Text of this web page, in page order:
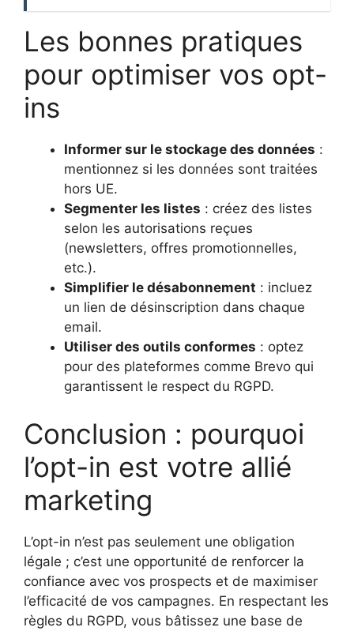
Les bonnes pratiques
pour optimiser vos opt-
ins
Informer sur le stockage des données :
mentionnez si les données sont traitées
hors UE.
Segmenter les listes : créez des listes
selon les autorisations reçues
(newsletters, offres promotionnelles,
etc.).
Simplifier le désabonnement : incluez
un lien de désinscription dans chaque
email.
Utiliser des outils conformes : optez
pour des plateformes comme Brevo qui
garantissent le respect du RGPD.
Conclusion : pourquoi
l’opt-in est votre allié
marketing
L’opt-in n’est pas seulement une obligation
légale ; c’est une opportunité de renforcer la
confiance avec vos prospects et de maximiser
l’efficacité de vos campagnes. En respectant les
règles du RGPD, vous bâtissez une base de